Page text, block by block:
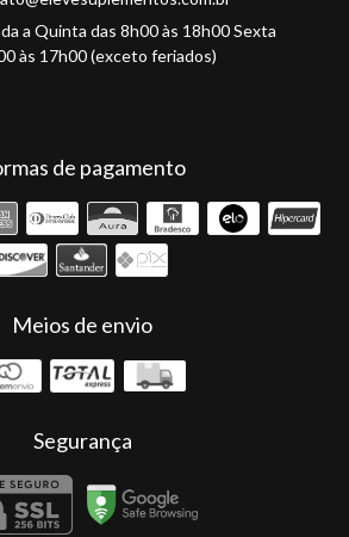
a Quinta das 8h00 às 18h00 Sexta
às 17h00 (exceto feriados)
de pagamento
Meios de envio
Segurança